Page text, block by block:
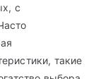
с
такие